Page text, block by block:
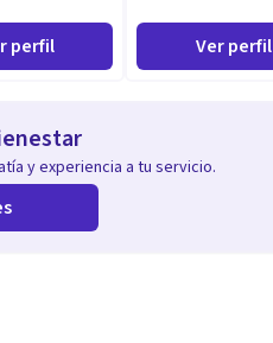
perfil Ver perfil
y experiencia a tu servicio.